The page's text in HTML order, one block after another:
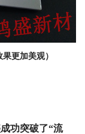
更加美观）
功突破了“流